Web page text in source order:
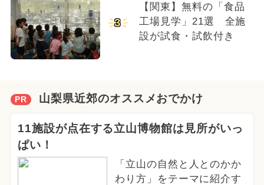
3
【関東】無料の「食品
工場見学」21選 全施
設が試食・試飲付き
PR 山梨県近郊のオススメおでかけ
11施設が点在する立山博物館は見所がいっ
ぱい！
「立山の自然と人とのかか
わり方」をテーマに紹介す